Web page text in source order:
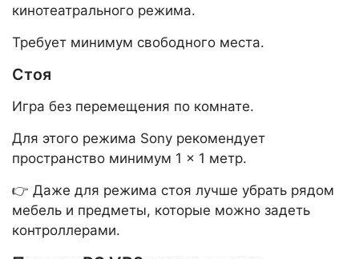
кинотеатрального режима.
Требует минимум свободного места.
Стоя
Игра без перемещения по комнате.
Для этого режима Sony рекомендует
пространство минимум 1 × 1 метр.
👉 Даже для режима стоя лучше убрать рядом
мебель и предметы, которые можно задеть
контроллерами.